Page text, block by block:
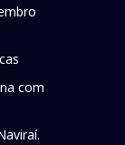
com